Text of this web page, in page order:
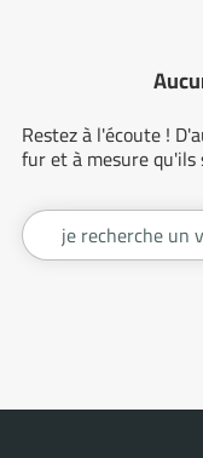
Restez à l'écoute !
fur et à mesure